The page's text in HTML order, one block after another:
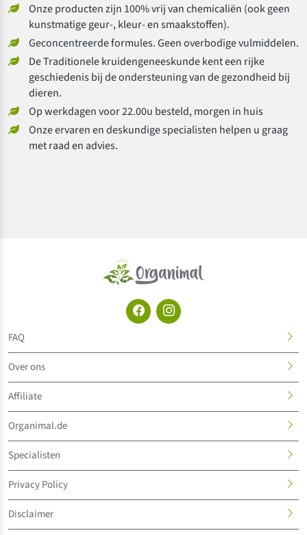
Onze producten zijn 100% vrij van chemicaliën (ook geen
kunstmatige geur-, kleur- en smaakstoffen).
Geconcentreerde formules. Geen overbodige vulmiddelen.
De Traditionele kruidengeneeskunde kent een rijke
geschiedenis bij de ondersteuning van de gezondheid bij
dieren.
Op werkdagen voor 22.00u besteld, morgen in huis
Onze ervaren en deskundige specialisten helpen u graag
met raad en advies.
FAQ
Over ons
Affiliate
Organimal.de
Specialisten
Privacy Policy
Disclaimer